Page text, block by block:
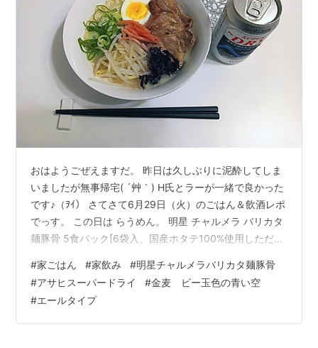
おはようごぜえますだ。 昨日は久しぶりに泥酔してしま
いましたが無事帰宅( ´艸｀) H氏とラーが一緒で良かった
です♪（ｦｲ） さてさて6月29日（火）のごはん＆飲酒レポ
でっす。 この日は らうめん。 明星 チャルメラ バリカタ
麺豚骨 5食パック[6袋入、国産ホタテ100%使用しただ
Amazon 明星チャルメラバリカタ麺豚骨。 コレ好き～
♡♡ トッピングは、なんちゃってチャーシュー・キクラ
ゲ・もやし・ネギ・たまご・紅ショウガ。 なんちゃって
チャーシューはとんかつ用のロース肉を使いました(*´▽
#家ごはん #家飲み #明星チャルメラバリカタ麺豚骨
#アサヒスーパードライ #金麦 ビー玉色の青い空
#エールタイプ